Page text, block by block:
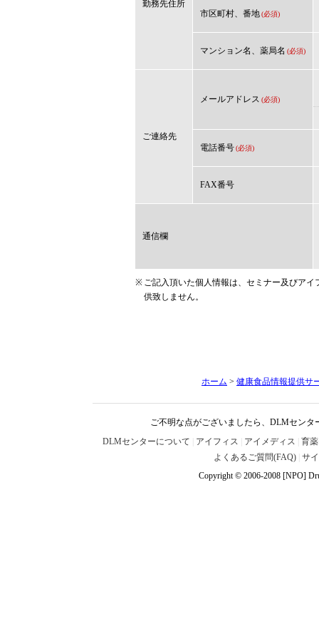
勤務先住所
市区町村、番地(必須)
マンション名、薬局名 (必須)
ご連絡先
メールアドレス (必須)
電話番号(必須)
FAX番号
通信欄
※ ご記入頂いた個人情報は、セミナー及びア
供致しません。
ホーム > 健康食品情報提供サ
ご不明な点がございましたら、DLMセンタ
DLMセンターについて
アイフィス アイメディス
育
よくあるご質問(FAQ) サ
Copyright © 2006-2008 [NPO]